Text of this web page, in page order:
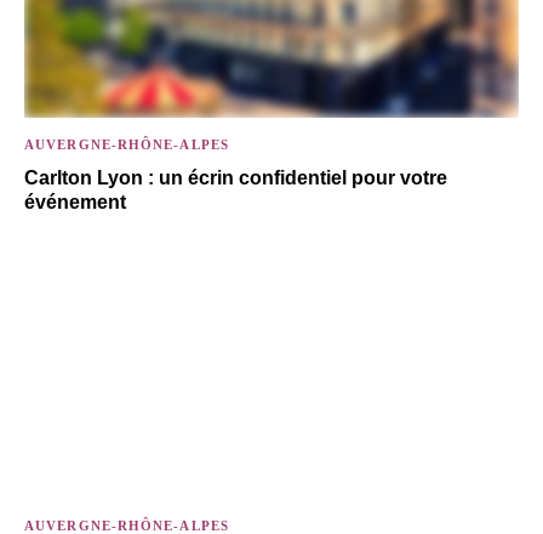
AUVERGNE-RHÔNE-ALPES
Carlton Lyon : un écrin confidentiel pour votre
événement
AUVERGNE-RHÔNE-ALPES